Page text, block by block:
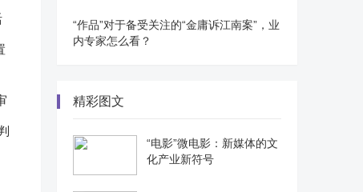
“作品”对于备受关注的“金庸诉江南案”，业
内专家怎么看？
精彩图文
“电影”微电影：新媒体的文
化产业新符号